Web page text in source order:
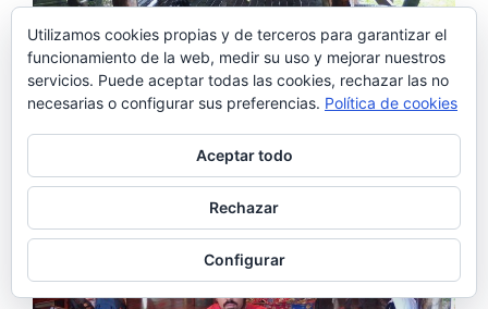
Instalaciones del campamento en Kinabatangan river,
Borneo -ViatgeLovers.com
Utilizamos cookies propias y de terceros para garantizar el
funcionamiento de la web, medir su uso y mejorar nuestros
servicios. Puede aceptar todas las cookies, rechazar las no
necesarias o configurar sus preferencias. Política de cookies
Aceptar todo
Rechazar
Configurar